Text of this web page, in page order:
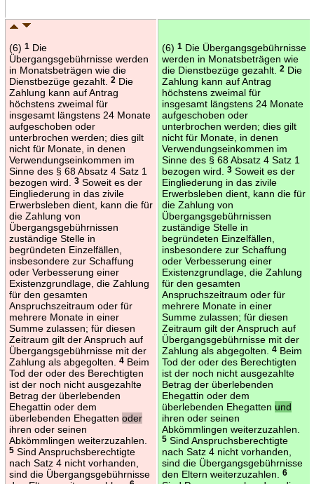
(6) 1Die
Übergangsgebührnisse werden
in Monatsbeträgen wie die
Dienstbezüge gezahlt.
2Die
Zahlung kann auf Antrag
höchstens zweimal für
insgesamt längstens 24 Monate
aufgeschoben oder
unterbrochen werden; dies gilt
nicht für Monate, in denen
Verwendungseinkommen im
Sinne des § 68 Absatz 4 Satz 1
bezogen wird.
3Soweit es der
Eingliederung in das zivile
Erwerbsleben dient, kann die für
die Zahlung von
Übergangsgebührnissen
zuständige Stelle in
begründeten Einzelfällen,
insbesondere zur Schaffung
oder Verbesserung einer
Existenzgrundlage, die Zahlung
für den gesamten
Anspruchszeitraum oder für
mehrere Monate in einer
Summe zulassen; für diesen
Zeitraum gilt der Anspruch auf
Übergangsgebührnisse mit der
Zahlung als abgegolten.
4Beim
Tod der oder des Berechtigten
ist der noch nicht ausgezahlte
Betrag der überlebenden
Ehegattin oder dem
überlebenden Ehegatten oder
ihren oder seinen
Abkömmlingen weiterzuzahlen.
5Sind Anspruchsberechtigte
nach Satz 4 nicht vorhanden,
sind die Übergangsgebührnisse
(6) 1Die Übergangsgebührnisse
werden in Monatsbeträgen wie
die Dienstbezüge gezahlt.
2Die
Zahlung kann auf Antrag
höchstens zweimal für
insgesamt längstens 24 Monate
aufgeschoben oder
unterbrochen werden; dies gilt
nicht für Monate, in denen
Verwendungseinkommen im
Sinne des § 68 Absatz 4 Satz 1
bezogen wird.
3Soweit es der
Eingliederung in das zivile
Erwerbsleben dient, kann die für
die Zahlung von
Übergangsgebührnissen
zuständige Stelle in
begründeten Einzelfällen,
insbesondere zur Schaffung
oder Verbesserung einer
Existenzgrundlage, die Zahlung
für den gesamten
Anspruchszeitraum oder für
mehrere Monate in einer
Summe zulassen; für diesen
Zeitraum gilt der Anspruch auf
Übergangsgebührnisse mit der
Zahlung als abgegolten.
4Beim
Tod der oder des Berechtigten
ist der noch nicht ausgezahlte
Betrag der überlebenden
Ehegattin oder dem
überlebenden Ehegatten und
ihren oder seinen
Abkömmlingen weiterzuzahlen.
5Sind Anspruchsberechtigte
nach Satz 4 nicht vorhanden,
sind die Übergangsgebührnisse
den Eltern weiterzuzahlen.
6